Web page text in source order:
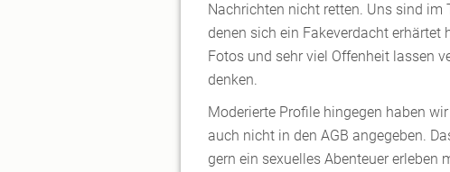
Nachrichten nicht retten. Uns sind im
denen sich ein Fakeverdacht erhärtet
Fotos und sehr viel Offenheit lassen
denken.
Moderierte Profile hingegen haben
auch nicht in den AGB angegeben.
gern ein sexuelles Abenteuer erleben